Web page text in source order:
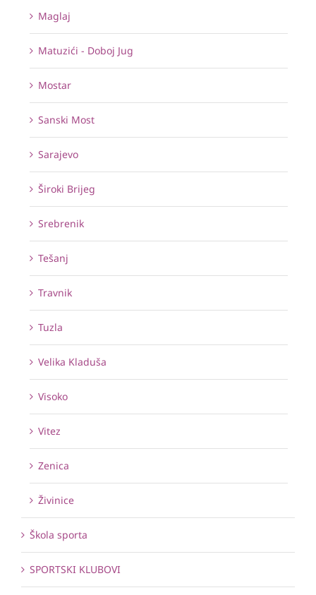
Maglaj
Matuzići - Doboj Jug
Mostar
Sanski Most
Sarajevo
Široki Brijeg
Srebrenik
Tešanj
Travnik
Tuzla
Velika Kladuša
Visoko
Vitez
Zenica
Živinice
Škola sporta
SPORTSKI KLUBOVI